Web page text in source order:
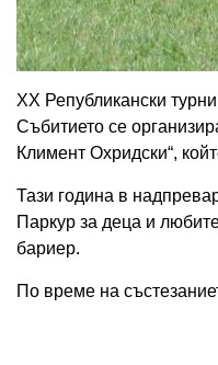
XX Републикански
Събитието се
Климент Охридски“,
Тази година в
Паркур за деца и
бариер.
По време на